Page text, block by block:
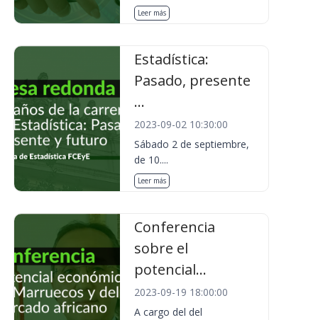
Leer más
Estadística:
Pasado, presente
...
2023-09-02 10:30:00
Sábado 2 de septiembre,
de 10....
Leer más
Conferencia
sobre el
potencial...
2023-09-19 18:00:00
A cargo del del